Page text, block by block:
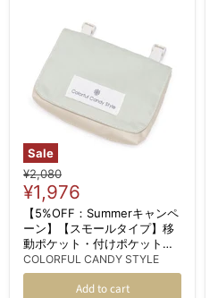
Sale
Original
price
¥2,080
Current
price
¥1,976
【5%OFF：Summerキャンペ
ーン】【スモールタイプ】移
動ポケット・付けポケット
（クリップタイプ） くすみ無
地 くすみミントグリーン
COLORFUL CANDY STYLE
Add to cart